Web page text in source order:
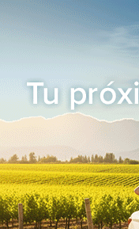
Viernes 7 de Agosto
17.9ºc |